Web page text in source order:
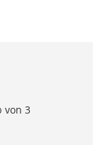
von 3